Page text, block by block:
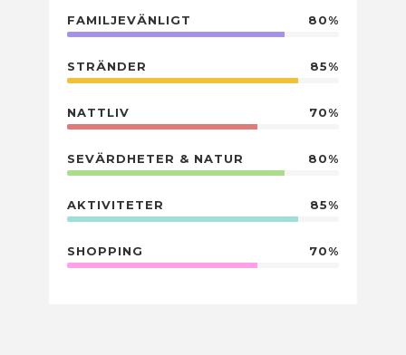
FAMILJEVÄNLIGT 80%
STRÄNDER 85%
NATTLIV 70%
SEVÄRDHETER & NATUR 80%
AKTIVITETER 85%
SHOPPING 70%